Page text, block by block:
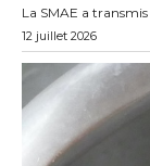
La SMAE a transmis
12 juillet 2026